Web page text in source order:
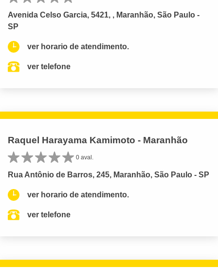
Avenida Celso Garcia, 5421, , Maranhão, São Paulo -
SP
ver horario de atendimento.
ver telefone
Raquel Harayama Kamimoto - Maranhão
0 aval.
Rua Antônio de Barros, 245, Maranhão, São Paulo - SP
ver horario de atendimento.
ver telefone